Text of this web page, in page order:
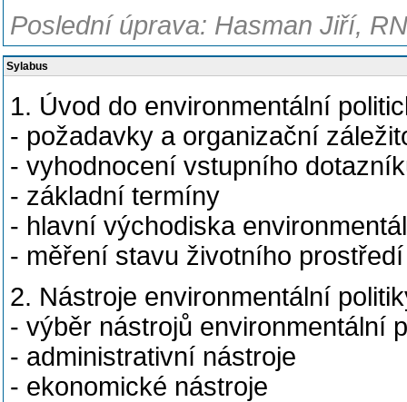
Poslední úprava: Hasman Jiří,
Sylabus
1. Úvod do environmentální
- požadavky a organizační
- vyhodnocení vstupního
- základní termíny
- hlavní východiska
- měření stavu životního prostředí
2. Nástroje environmentální
- výběr nástrojů environmentální
- administrativní nástroje
- ekonomické nástroje